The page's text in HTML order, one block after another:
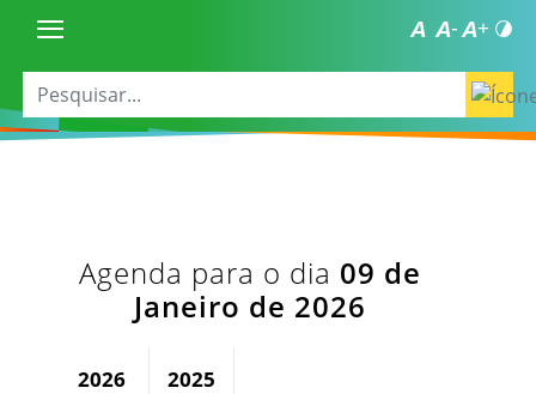
Agenda para o dia 09 de
Janeiro de 2026
2026 2025